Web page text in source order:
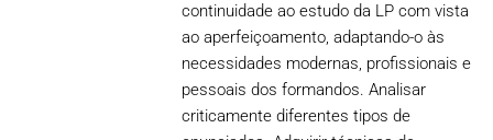
continuidade ao estudo da LP com vista
ao aperfeiçoamento, adaptando-o às
necessidades modernas, profissionais e
pessoais dos formandos. Analisar
criticamente diferentes tipos de